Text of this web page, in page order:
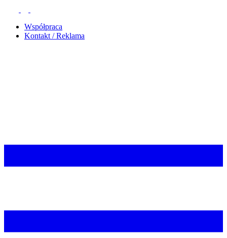
Współpraca
Kontakt / Reklama